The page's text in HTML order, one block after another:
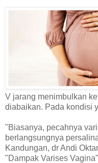
V jarang menimbulkan
diabaikan. Pada kondisi
"Biasanya, pecahnya
berlangsungnya
Kandungan, dr Andi
"Dampak Varises